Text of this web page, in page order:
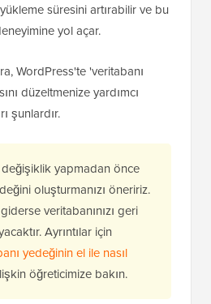
süresini artırabilir ve bu
yol açar.
WordPress'te 'veritabanı
düzeltmenize yardımcı
şunlardır.
yapmadan önce
oluşturmanızı öneririz.
veritabanınızı geri
Ayrıntılar için
yedeğinin el ile nasıl
öğreticimize bakın.